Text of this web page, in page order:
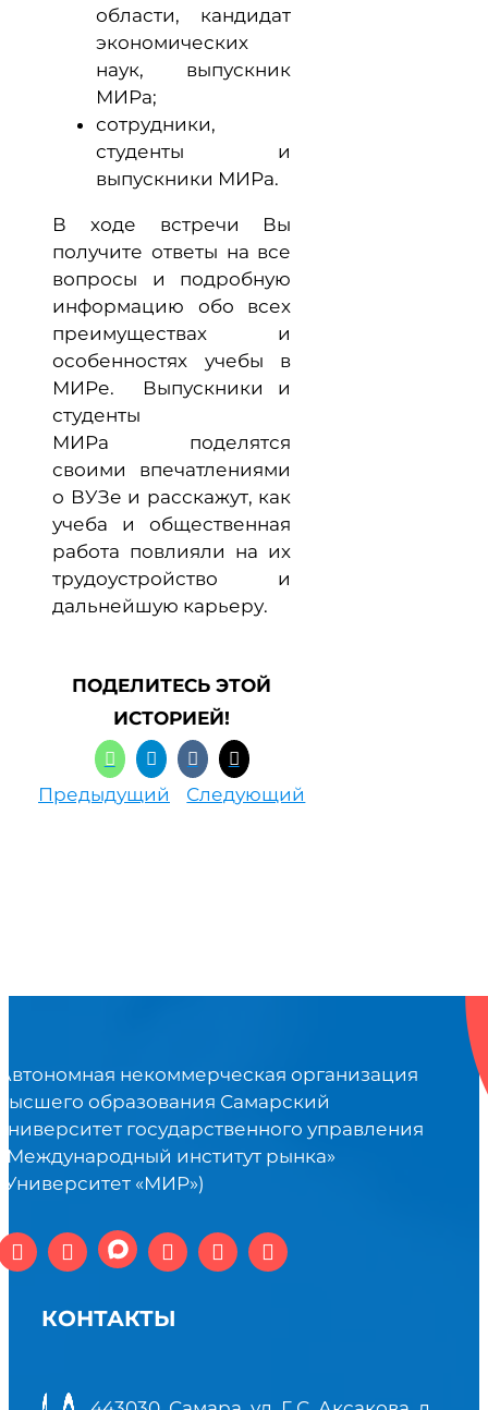
области, кандидат
экономических
наук, выпускник
МИРа;
сотрудники,
студенты и
выпускники МИРа.
В ходе встречи Вы
получите ответы на все
вопросы и подробную
информацию обо всех
преимуществах и
особенностях учебы в
МИРе. Выпускники и
студенты
МИРа поделятся
своими впечатлениями
о ВУЗе и расскажут, как
учеба и общественная
работа повлияли на их
трудоустройство и
дальнейшую карьеру.
ПОДЕЛИТЕСЬ ЭТОЙ
ИСТОРИЕЙ!
Предыдущий Следующий
некоммерческая организация
образования Самарский
государственного управления
институт рынка»
«МИР»)
КОНТАКТЫ